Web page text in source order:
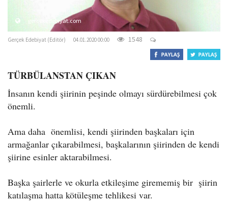
gercekedebiyat.com
Gerçek Edebiyat (Editör) 04.01.2020 00:00 1548
TÜRBÜLANSTAN ÇIKAN
İnsanın kendi şiirinin peşinde olmayı sürdürebilmesi çok
önemli.
Ama daha önemlisi, kendi şiirinden başkaları için
armağanlar çıkarabilmesi, başkalarının şiirinden de kendi
şiirine esinler aktarabilmesi.
Başka şairlerle ve okurla etkileşime girememiş bir şiirin
katılaşma hatta kötüleşme tehlikesi var.